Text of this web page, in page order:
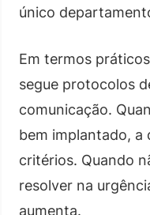
único
Em termos
segue protocolos
comunicação.
bem implantado, a
critérios. Quando
resolver na
aumenta.